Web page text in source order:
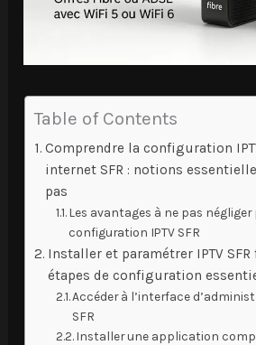
Table of Contents
Comprendre la configuration
internet SFR : notions
pas
Les avantages à ne pas
configuration IPTV SFR
Installer et paramétrer IPTV
étapes de configuration
Accéder à l’interface
SFR
Installer une application